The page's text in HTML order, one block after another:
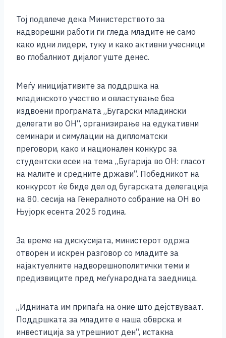
Тој подвлече дека Министерството за
надворешни работи ги гледа младите не само
како идни лидери, туку и како активни учесници
во глобалниот дијалог уште денес.
Меѓу иницијативите за поддршка на
младинското учество и овластување беа
издвоени програмата „Бугарски младински
делегати во ОН“, организирање на едукативни
семинари и симулации на дипломатски
преговори, како и национален конкурс за
студентски есеи на тема „Бугарија во ОН: гласот
на малите и средните држави“. Победникот на
конкурсот ќе биде дел од бугарската делегација
на 80. сесија на Генералното собрание на ОН во
Њујорк есента 2025 година.
За време на дискусијата, министерот одржа
отворен и искрен разговор со младите за
најактуелните надворешнополитички теми и
предизвиците пред меѓународната заедница.
„Иднината им припаѓа на оние што дејствуваат.
Поддршката за младите е наша обврска и
инвестиција за утрешниот ден“, истакна